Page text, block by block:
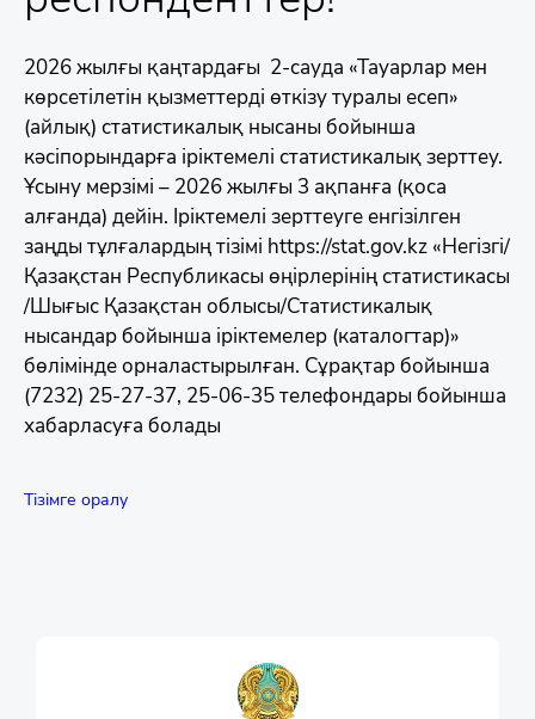
2026 жылғы қаңтардағы 2-сауда «Тауарлар мен
көрсетілетін қызметтерді өткізу туралы есеп»
(айлық) статистикалық нысаны бойынша
кәсіпорындарға іріктемелі статистикалық зерттеу.
Ұсыну мерзімі – 2026 жылғы 3 ақпанға (қоса
алғанда) дейін. Іріктемелі зерттеуге енгізілген
заңды тұлғалардың тізімі https://stat.gov.kz «Негізгі/
Қазақстан Республикасы өңірлерінің статистикасы
/Шығыс Қазақстан облысы/Статистикалық
нысандар бойынша іріктемелер (каталогтар)»
бөлімінде орналастырылған. Сұрақтар бойынша
(7232) 25-27-37, 25-06-35 телефондары бойынша
хабарласуға болады
Тізімге оралу